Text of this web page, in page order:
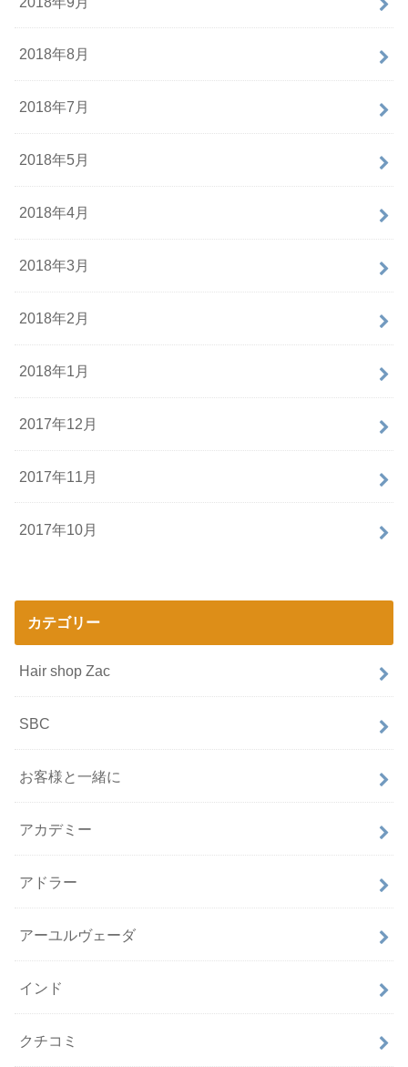
2018年8月
2018年7月
2018年5月
2018年4月
2018年3月
2018年2月
2018年1月
2017年12月
2017年11月
2017年10月
カテゴリー
Hair shop Zac
SBC
お客様と一緒に
アカデミー
アドラー
アーユルヴェーダ
インド
クチコミ